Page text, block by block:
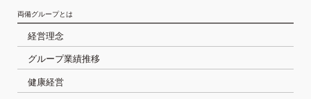
両備グループとは
経営理念
グループ業績推移
健康経営